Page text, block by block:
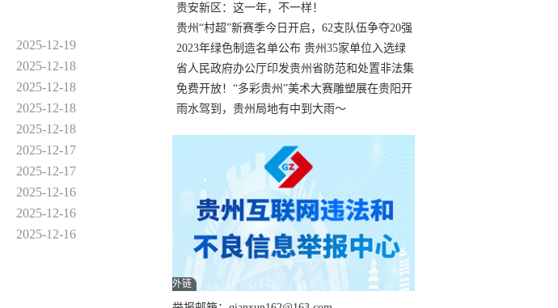
2025-12-19
2025-12-18
2025-12-18
2025-12-18
2025-12-18
2025-12-17
2025-12-17
2025-12-16
2025-12-16
2025-12-16
两减三免”！
贵安新区：这一年，不一样！
贵州“村超”新赛季今日开启，62支队伍争夺20强
名额
2023年绿色制造名单公布 贵州35家单位入选绿
色工厂
省人民政府办公厅印发贵州省防范和处置非法集
资工作实施细则
免费开放！“多彩贵州”美术大赛雕塑展在贵阳开
展，持续至1月19日
雨水驾到，贵州局地有中到大雨～
外链